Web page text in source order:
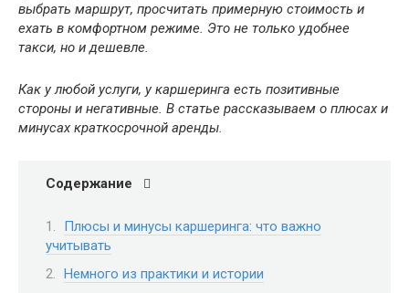
выбрать маршрут, просчитать примерную стоимость и
ехать в комфортном режиме. Это не только удобнее
такси, но и дешевле.
Как у любой услуги, у каршеринга есть позитивные
стороны и негативные. В статье рассказываем о плюсах и
минусах краткосрочной аренды.
Содержание
Плюсы и минусы каршеринга: что важно
учитывать
Немного из практики и истории